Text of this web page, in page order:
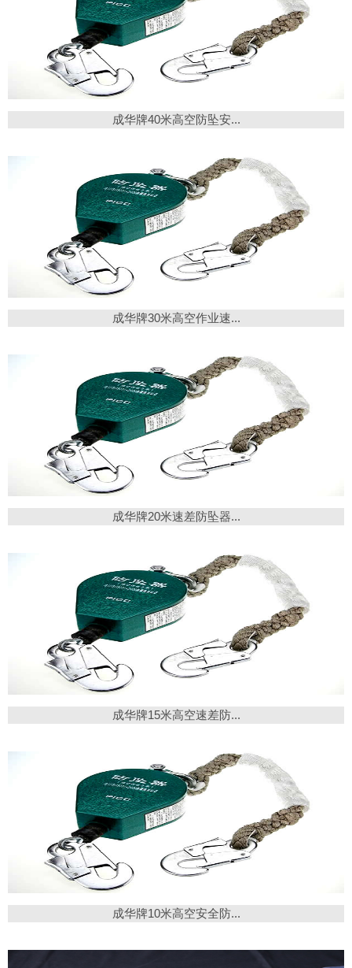
成华牌40米高空防坠安...
成华牌30米高空作业速...
成华牌20米速差防坠器...
成华牌15米高空速差防...
成华牌10米高空安全防...